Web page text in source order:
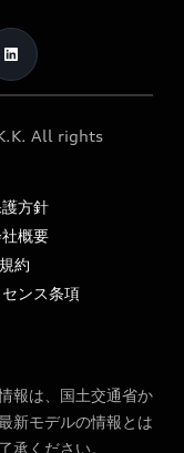
All rights
方針
概要
約
ンス条項
報は、国土交通省か
新モデルの情報とは
承ください。